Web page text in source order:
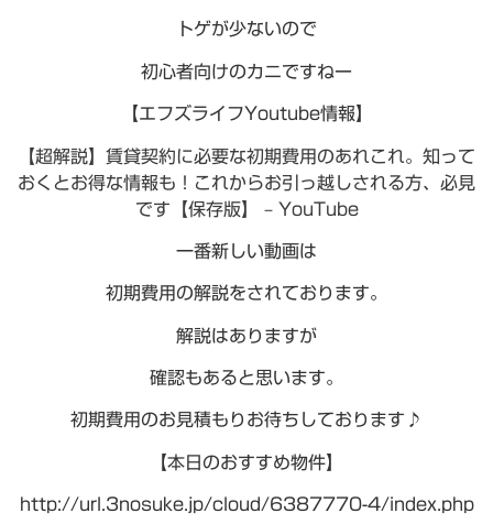
トゲが少ないので
初心者向けのカニですねー
【エフズライフYoutube情報】
【超解説】賃貸契約に必要な初期費用のあれこれ。知って
おくとお得な情報も！これからお引っ越しされる方、必見
です【保存版】 – YouTube
一番新しい動画は
初期費用の解説をされております。
解説はありますが
確認もあると思います。
初期費用のお見積もりお待ちしております♪
【本日のおすすめ物件】
http://url.3nosuke.jp/cloud/6387770-4/index.php